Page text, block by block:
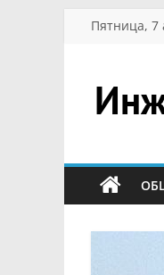
Перейти
Пятница, 7
сельский
портал